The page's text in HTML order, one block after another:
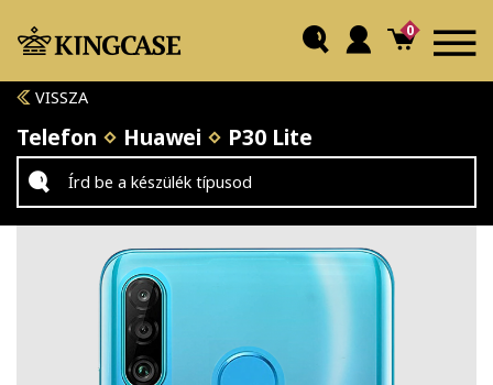
0
VISSZA
Telefon Huawei P30 Lite